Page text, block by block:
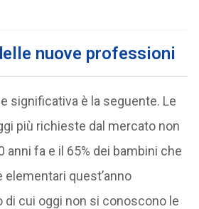
nuove professioni
significativa è la seguente. Le
più richieste dal mercato non
anni fa e il 65% dei bambini che
elementari quest’anno
di cui oggi non si conoscono le